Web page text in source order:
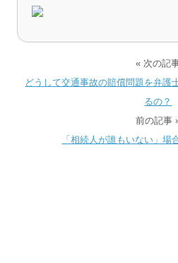
« 次の記
どうして交通事故の賠償問題を弁護
るの？
前の記事
「相続人が誰もいない」場